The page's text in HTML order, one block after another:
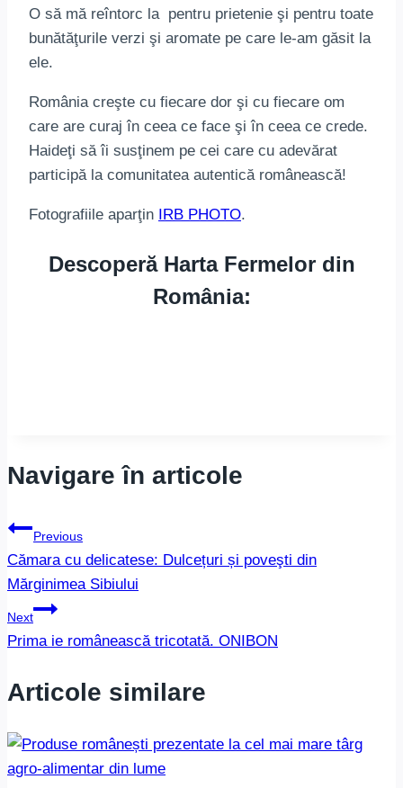
O să mă reîntorc la pentru prietenie şi pentru toate
bunătăţurile verzi şi aromate pe care le-am găsit la
ele.
România creşte cu fiecare dor şi cu fiecare om
care are curaj în ceea ce face şi în ceea ce crede.
Haideţi să îi susţinem pe cei care cu adevărat
participă la comunitatea autentică românească!
Fotografiile aparţin IRB PHOTO.
Descoperă Harta Fermelor din
România:
Navigare în articole
Previous
Cămara cu delicatese: Dulcețuri și poveşti din
Mărginimea Sibiului
Next
Prima ie românească tricotată. ONIBON
Articole similare